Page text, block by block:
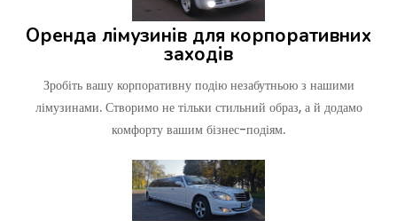
Оренда лімузинів для корпоративних
заходів
Зробіть вашу корпоративну подію незабутньою з нашими
лімузинами. Створимо не тільки стильний образ, а й додамо
комфорту вашим бізнес-подіям.